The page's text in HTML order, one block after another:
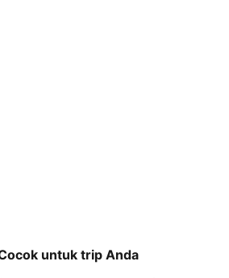
untuk trip Anda